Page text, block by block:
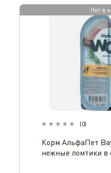
Нет в
(0)
Корм АльфаПет
нежные ломтики в